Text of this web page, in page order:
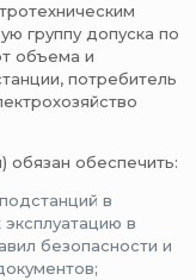
группу допуска по
объема и
потребитель
обязан обеспечить:
в
в
безопасности и